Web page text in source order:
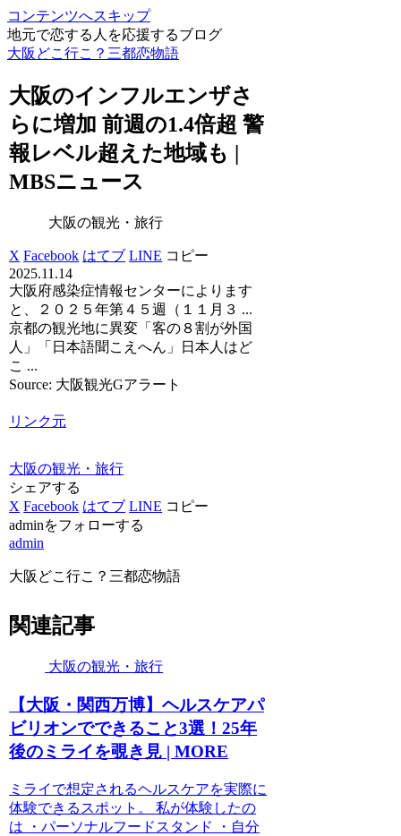
コンテンツへスキップ
地元で恋する人を応援するブログ
大阪どこ行こ？三都恋物語
大阪のインフルエンザさ
らに増加 前週の1.4倍超 警
報レベル超えた地域も |
MBSニュース
大阪の観光・旅行
X Facebook はてブ LINE コピー
2025.11.14
大阪府感染症情報センターによります
と、２０２５年第４５週（１１月３ ...
京都の観光地に異変「客の８割が外国
人」「日本語聞こえへん」日本人はど
こ ...
Source: 大阪観光Gアラート
リンク元
大阪の観光・旅行
シェアする
X Facebook はてブ LINE コピー
adminをフォローする
admin
大阪どこ行こ？三都恋物語
関連記事
大阪の観光・旅行
【大阪 ・関西万博】ヘルスケアパ
ビリオンでできること3選！25年
後のミライを覗き見 | MORE
ミライで想定されるヘルスケアを実際に
体験できるスポット。 私が体験したの
は ・パーソナルフードスタンド ・自分